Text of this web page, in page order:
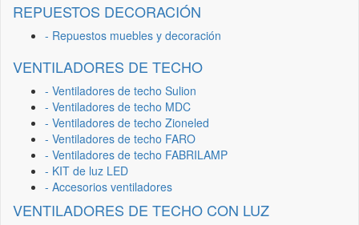
REPUESTOS DECORACIÓN
- Repuestos muebles y decoración
VENTILADORES DE TECHO
- Ventiladores de techo Sulion
- Ventiladores de techo MDC
- Ventiladores de techo Zioneled
- Ventiladores de techo FARO
- Ventiladores de techo FABRILAMP
- KIT de luz LED
- Accesorios ventiladores
VENTILADORES DE TECHO CON LUZ